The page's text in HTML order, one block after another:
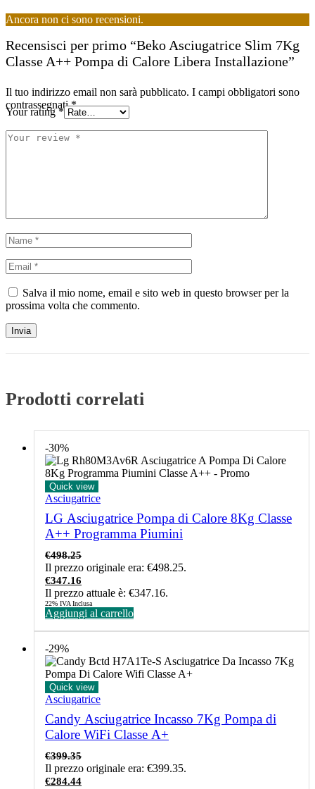
Ancora non ci sono recensioni.
Recensisci per primo “Beko Asciugatrice Slim 7Kg
Classe A++ Pompa di Calore Libera Installazione”
Il tuo indirizzo email non sarà pubblicato. I campi obbligatori sono
contrassegnati*
Your rating*
Salva il mio nome, email e sito web in questo browser per la
prossima volta che commento.
Prodotti correlati
-30%
Quick view
Asciugatrice
LG Asciugatrice Pompa di Calore 8Kg Classe
A++ Programma Piumini
€498.25
Il prezzo originale era: €498.25.
€347.16
Il prezzo attuale è: €347.16.
22% IVA Inclusa
Aggiungi al carrello
-29%
Quick view
Asciugatrice
Candy Asciugatrice Incasso 7Kg Pompa di
Calore WiFi Classe A+
€399.35
Il prezzo originale era: €399.35.
€284.44